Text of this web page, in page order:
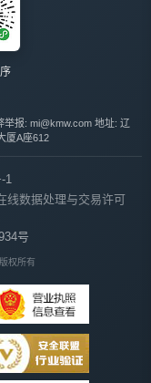
举报: mi@kmw.com 地址: 辽
厦A座612
1
线数据处理与交易许可
号
权所有